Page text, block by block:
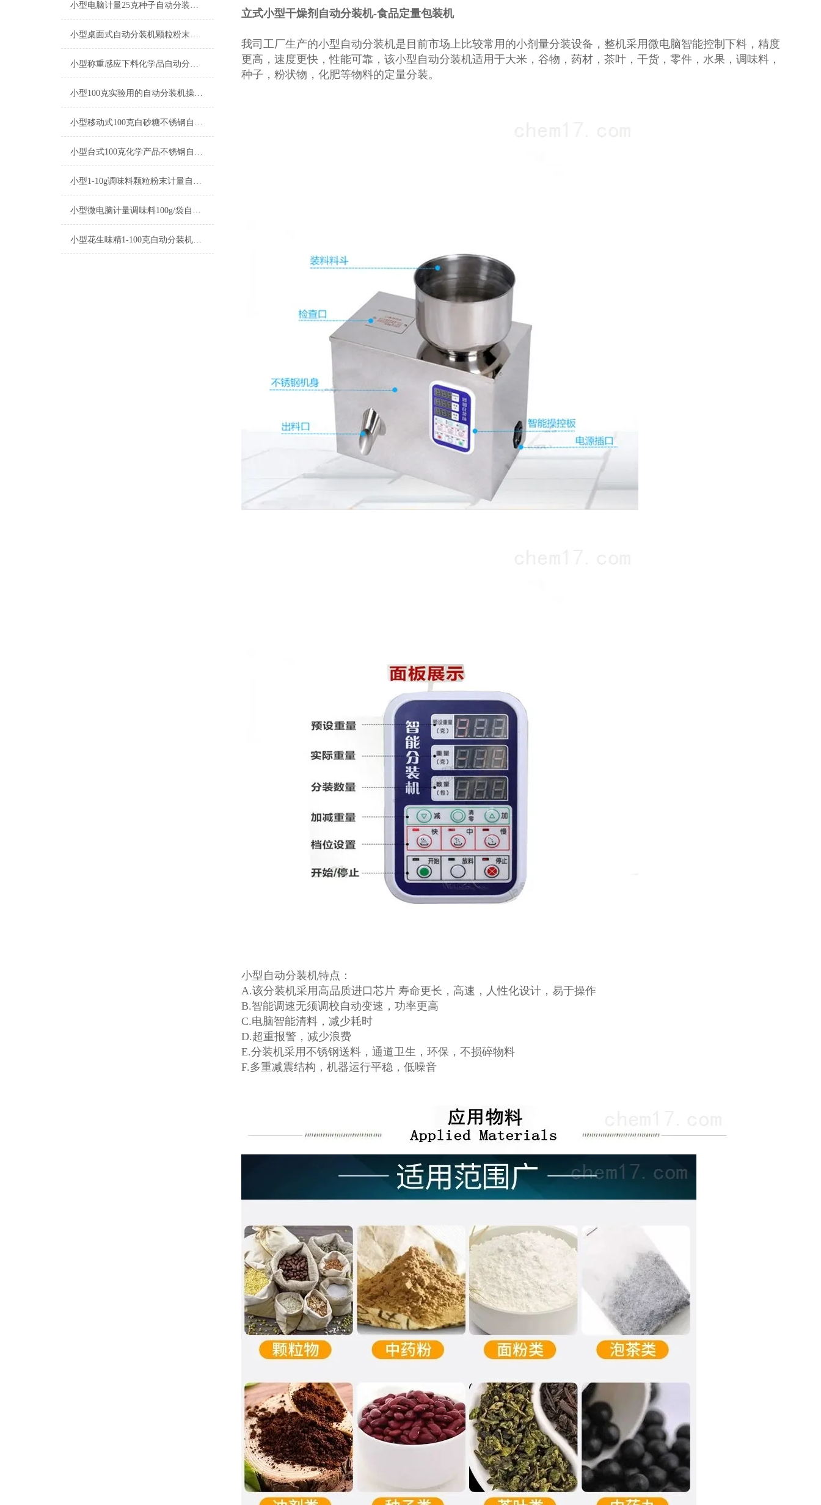
小型电脑计量25克种子自动分装机操作简单
小型桌面式自动分装机颗粒粉末都可做
小型称重感应下料化学品自动分装机产品简介
小型100克实验用的自动分装机操作简单
小型移动式100克白砂糖不锈钢自动分装机厂家
小型台式100克化学产品不锈钢自动分装机厂家
小型1-10g调味料颗粒粉末计量自动分装机参数
小型微电脑计量调味料100g/袋自动分装机厂家
小型花生味精1-100克自动分装机厂家
立式小型干燥剂自动分装机-食品定量包装机
我司工厂生产的小型自动分装机是目前市场上比较常用的小剂量分装设备，整机采用微电脑智能控制下料，精度
更高，速度更快，性能可靠，该小型自动分装机适用于大米，谷物，药材，茶叶，干货，零件，水果，调味料，
种子，粉状物，化肥等物料的定量分装。
小型自动分装机特点：
A.该分装机采用高品质进口芯片 寿命更长，高速，人性化设计，易于操作
B.智能调速无须调校自动变速，功率更高
C.电脑智能清料，减少耗时
D.超重报警，减少浪费
E.分装机采用不锈钢送料，通道卫生，环保，不损碎物料
F.多重减震结构，机器运行平稳，低噪音